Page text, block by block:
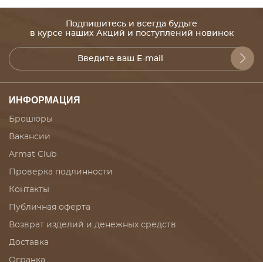
Подпишитесь и всегда будьте
в курсе наших Акций и поступлений новинок
ИНФОРМАЦИЯ
Брошюры
Вакансии
Armat Club
Проверка подлинности
Контакты
Публичная оферта
Возврат изделий и денежных средств
Доставка
Огранка